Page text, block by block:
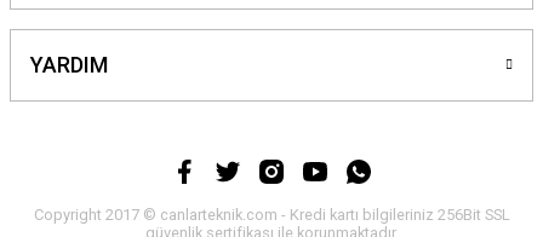
YARDIM
Copyright 2017 © canlarteknik.com - Kredi kartı bilgileriniz 256Bit SSL
güvenlik sertifikası ile korunmaktadır.